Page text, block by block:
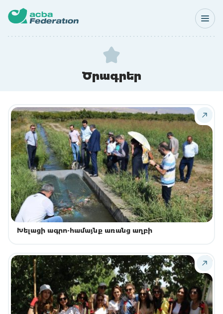
Ծրագրեր
Խելացի ագրո-համայնք առանց աղբի